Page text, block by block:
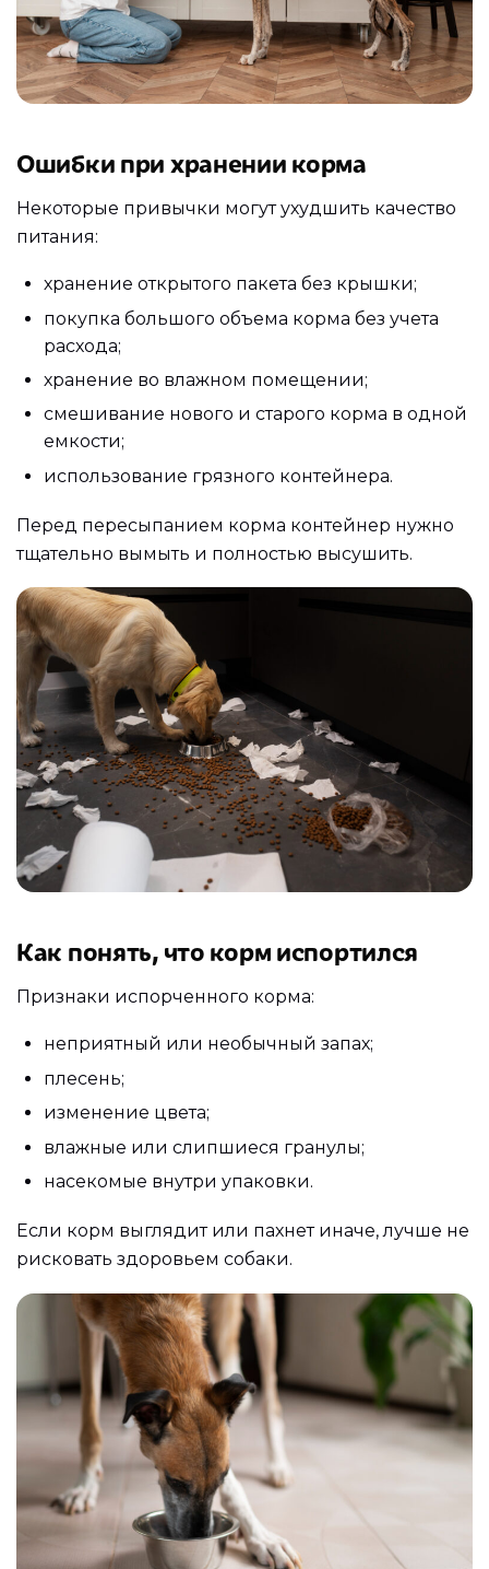
Ошибки при хранении корма
Некоторые привычки могут ухудшить качество
питания:
хранение открытого пакета без крышки;
покупка большого объема корма без учета
расхода;
хранение во влажном помещении;
смешивание нового и старого корма в одной
емкости;
использование грязного контейнера.
Перед пересыпанием корма контейнер нужно
тщательно вымыть и полностью высушить.
Как понять, что корм испортился
Признаки испорченного корма:
неприятный или необычный запах;
плесень;
изменение цвета;
влажные или слипшиеся гранулы;
насекомые внутри упаковки.
Если корм выглядит или пахнет иначе, лучше не
рисковать здоровьем собаки.